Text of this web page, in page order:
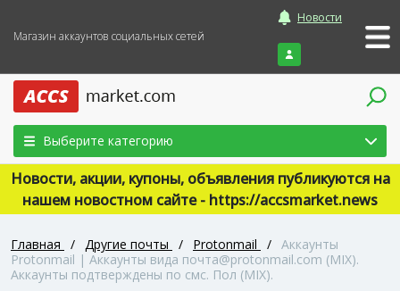
Магазин аккаунтов социальных сетей
Новости
Войти
Выберите категорию
Новости, акции, купоны, объявления публикуются на
нашем новостном сайте - https://accsmarket.news
Главная / Другие почты / Protonmail / Аккаунты
Protonmail | Аккаунты вида почта@protonmail.com (MIX).
Аккаунты подтверждены по смс. Пол (MIX).